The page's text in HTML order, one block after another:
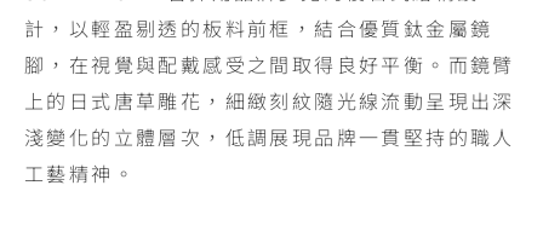
計，以輕盈剔透的板料前框，結合優質鈦金屬鏡
腳，在視覺與配戴感受之間取得良好平衡。而鏡臂
上的日式唐草雕花，細緻刻紋隨光線流動呈現出深
淺變化的立體層次，低調展現品牌一貫堅持的職人
工藝精神。